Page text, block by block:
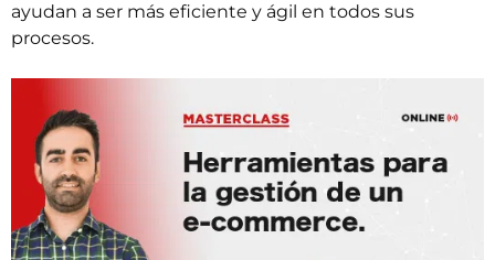
ayudan a ser más eficiente y ágil en todos sus
procesos.